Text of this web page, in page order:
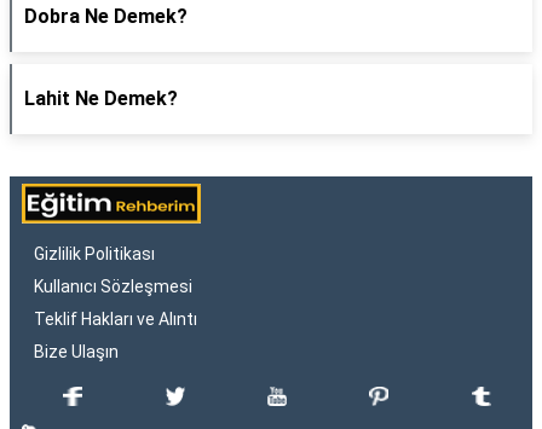
Dobra Ne Demek?
Lahit Ne Demek?
Gizlilik Politikası
Kullanıcı Sözleşmesi
Teklif Hakları ve Alıntı
Bize Ulaşın